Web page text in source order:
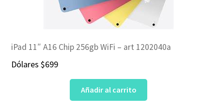
iPad 11″ A16 Chip 256gb WiFi – art 1202040a
Dólares $699
Añadir al carrito